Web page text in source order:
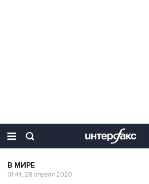
В МИРЕ
01:44, 28 апреля 2020